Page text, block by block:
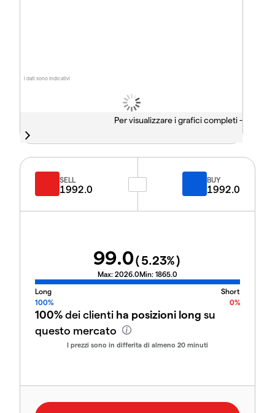
I dati sono indicativi
Per visualizzare i grafici completi -
SELL
1992.0
BUY
1992.0
99.0(5.23%)
Max: 2026.0Min: 1865.0
Long
Short
100%
0%
100%dei clienti ha posizioni long su
questo mercato
I prezzi sono in differita di almeno 20 minuti